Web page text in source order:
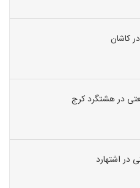
کاشان
در هشتگرد کرج
در اشتهارد